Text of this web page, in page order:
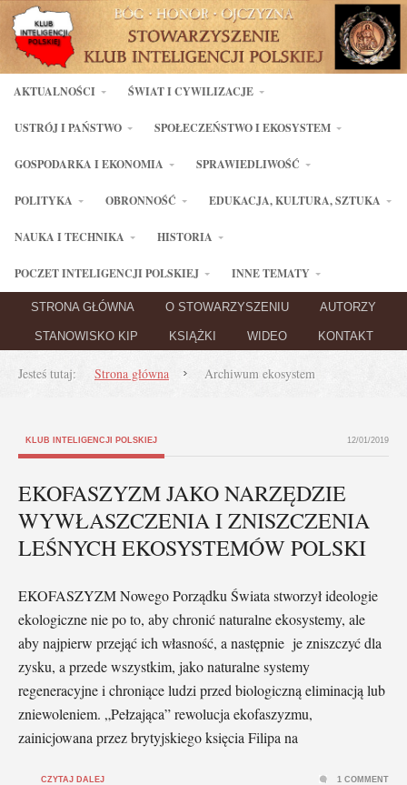
AKTUALNOŚCI ŚWIAT I CYWILIZACJE
USTRÓJ I PAŃSTWO SPOŁECZEŃSTWO I EKOSYSTEM
GOSPODARKA I EKONOMIA SPRAWIEDLIWOŚĆ
POLITYKA OBRONNOŚĆ EDUKACJA, KULTURA, SZTUKA
NAUKA I TECHNIKA HISTORIA
POCZET INTELIGENCJI POLSKIEJ INNE TEMATY
STRONA GŁÓWNA O STOWARZYSZENIU AUTORZY
STANOWISKO KIP KSIĄŻKI WIDEO KONTAKT
Jesteś tutaj: Strona główna Archiwum ekosystem
KLUB INTELIGENCJI POLSKIEJ 12/01/2019
EKOFASZYZM JAKO NARZĘDZIE
WYWŁASZCZENIA I ZNISZCZENIA
LEŚNYCH EKOSYSTEMÓW POLSKI
EKOFASZYZM Nowego Porządku Świata stworzył ideologie
ekologiczne nie po to, aby chronić naturalne ekosystemy, ale
aby najpierw przejąć ich własność, a następnie je zniszczyć dla
zysku, a przede wszystkim, jako naturalne systemy
regeneracyjne i chroniące ludzi przed biologiczną eliminacją lub
zniewoleniem. „Pełzająca” rewolucja ekofaszyzmu,
zainicjowana przez brytyjskiego księcia Filipa na
CZYTAJ DALEJ 1 COMMENT